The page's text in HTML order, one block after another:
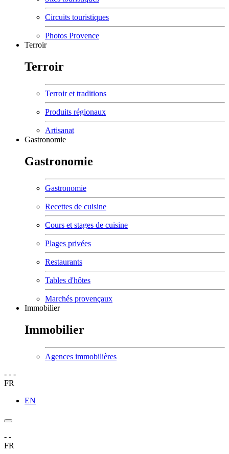
Circuits touristiques
Photos Provence
Terroir
Terroir
Terroir et traditions
Produits régionaux
Artisanat
Gastronomie
Gastronomie
Gastronomie
Recettes de cuisine
Cours et stages de cuisine
Plages privées
Restaurants
Tables d'hôtes
Marchés provençaux
Immobilier
Immobilier
Agences immobilières
- - -
FR
EN
- -
FR